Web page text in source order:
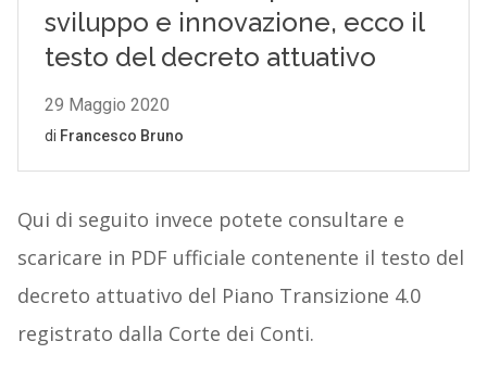
Qui di seguito invece potete consultare e
scaricare in PDF ufficiale contenente il testo del
decreto attuativo del Piano Transizione 4.0
registrato dalla Corte dei Conti.